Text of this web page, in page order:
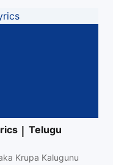
| Telugu
Krupa Kalugunu